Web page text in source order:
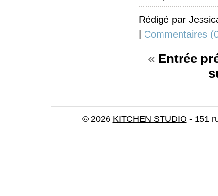
Rédigé par
| Commentaires
« Entrée
© 2026 KITCHEN STUDIO - 151